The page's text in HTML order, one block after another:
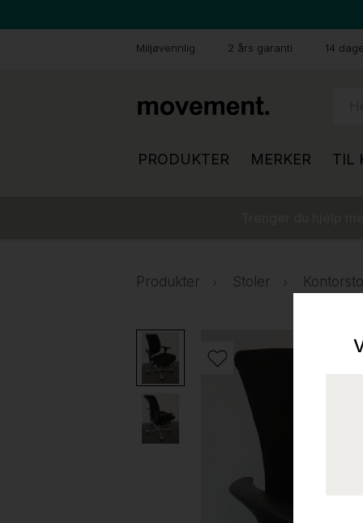
Miljøvennlig 2 års garanti 14
PRODUKTER MERKER TIL
Produkter Stoler Kontorstol